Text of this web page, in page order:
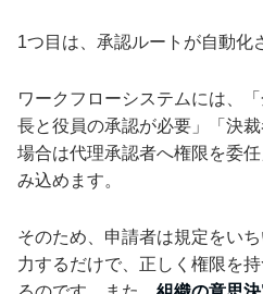
1つ目は、承認ルートが自動化
ワークフローシステムには、
長と役員の承認が必要」「決
場合は代理承認者へ権限を委
み込めます。
そのため、申請者は規定をい
力するだけで、正しく権限を